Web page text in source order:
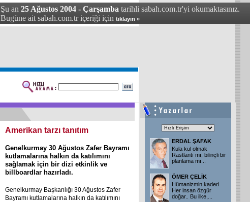
Şu an 25 Ağustos 2004 - Çarşamba tarihli sabah.com.tr'yi okumaktasınız.
Bugüne ait sabah.com.tr içeriği için tıklayın »
Amerikan tarzı tanıtım
Genelkurmay 30 Ağustos Zafer Bayramı
kutlamalarına halkın da katılımını
sağlamak için bir dizi etkinlik ve
billboardlar hazırladı.
Genelkurmay Başkanlığı 30 Ağustos Zafer
Bayramı kutlamalarına halkın da katılımını
ERDAL ŞAFAK
Kula kul olmak
Rastlantı mı, bilinçli bir
planlama mı
ÖMER ÇELİK
Hümanizmin kaderi
Her insan özgür
doğar.. Bu ilke,